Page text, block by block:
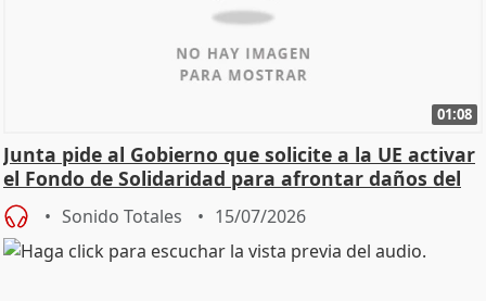
01:08
Junta pide al Gobierno que solicite a la UE activar
el Fondo de Solidaridad para afrontar daños del
Sonido Totales 15/07/2026